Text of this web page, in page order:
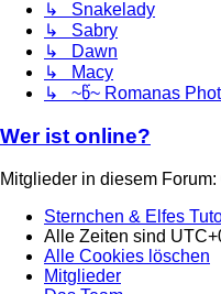
↳ Snakelady
↳ Sabry
↳ Dawn
↳ Macy
↳ ~წ~ Romanas
Wer ist online?
Mitglieder in diesem
Sternchen & Elfes
Alle Zeiten sind
Alle Cookies löschen
Mitglieder